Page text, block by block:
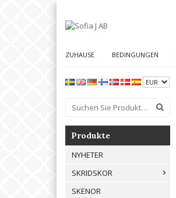
ZUHAUSE BEDINGUNGEN
Produkte
NYHETER
SKRIDSKOR
SKENOR